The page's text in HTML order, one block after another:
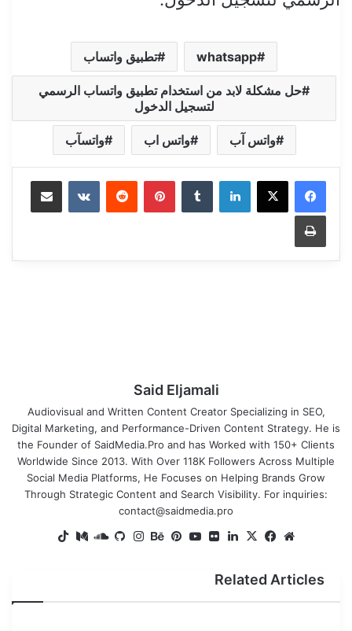
whatsapp تطبيق واتساب
حل مشكلة لابد من استخدام تطبيق واتساب الرسمي
لتسجيل الدخول
واتس آب واتس اب واتسآب
LinkedIn
Tumblr
Pinterest
Reddit
VKontakte
Share via Email
Print
Said Eljamali
Audiovisual and Written Content Creator Specializing in SEO,
Digital Marketing, and Performance-Driven Content Strategy. He is
the Founder of SaidMedia.Pro and has Worked with 150+ Clients
Worldwide Since 2013. With Over 118K Followers Across Multiple
Social Media Platforms, He Focuses on Helping Brands Grow
Through Strategic Content and Search Visibility. For inquiries:
contact@saidmedia.pro
Website
Facebook
X
LinkedIn
Flickr
YouTube
Pinterest
Behance
Instagram
GitHub
SoundCloud
Medium
Related Articles